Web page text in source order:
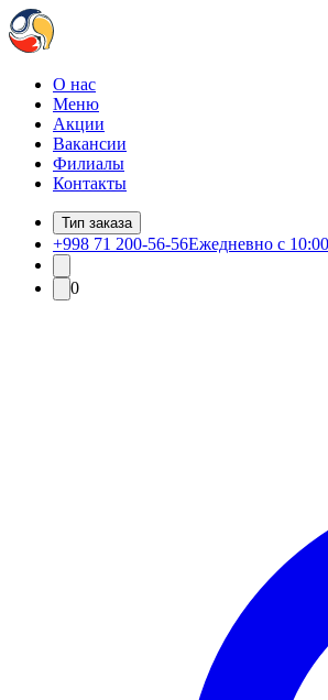
О нас
Меню
Акции
Вакансии
Филиалы
Контакты
Тип заказа
+998 71 200-56-56Ежедневно с
0